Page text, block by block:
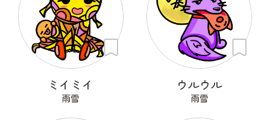
ミイミイ
雨雪
ウルウル
雨雪